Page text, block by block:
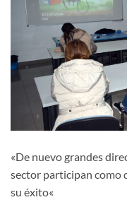
«De nuevo grandes
sector participan como
su éxito«